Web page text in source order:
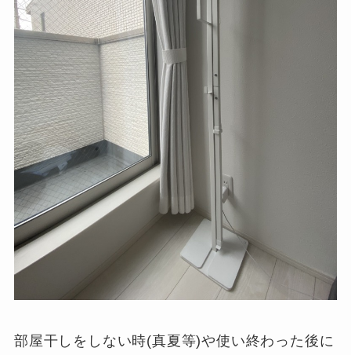
部屋干しをしない時(真夏等)や使い終わった後に